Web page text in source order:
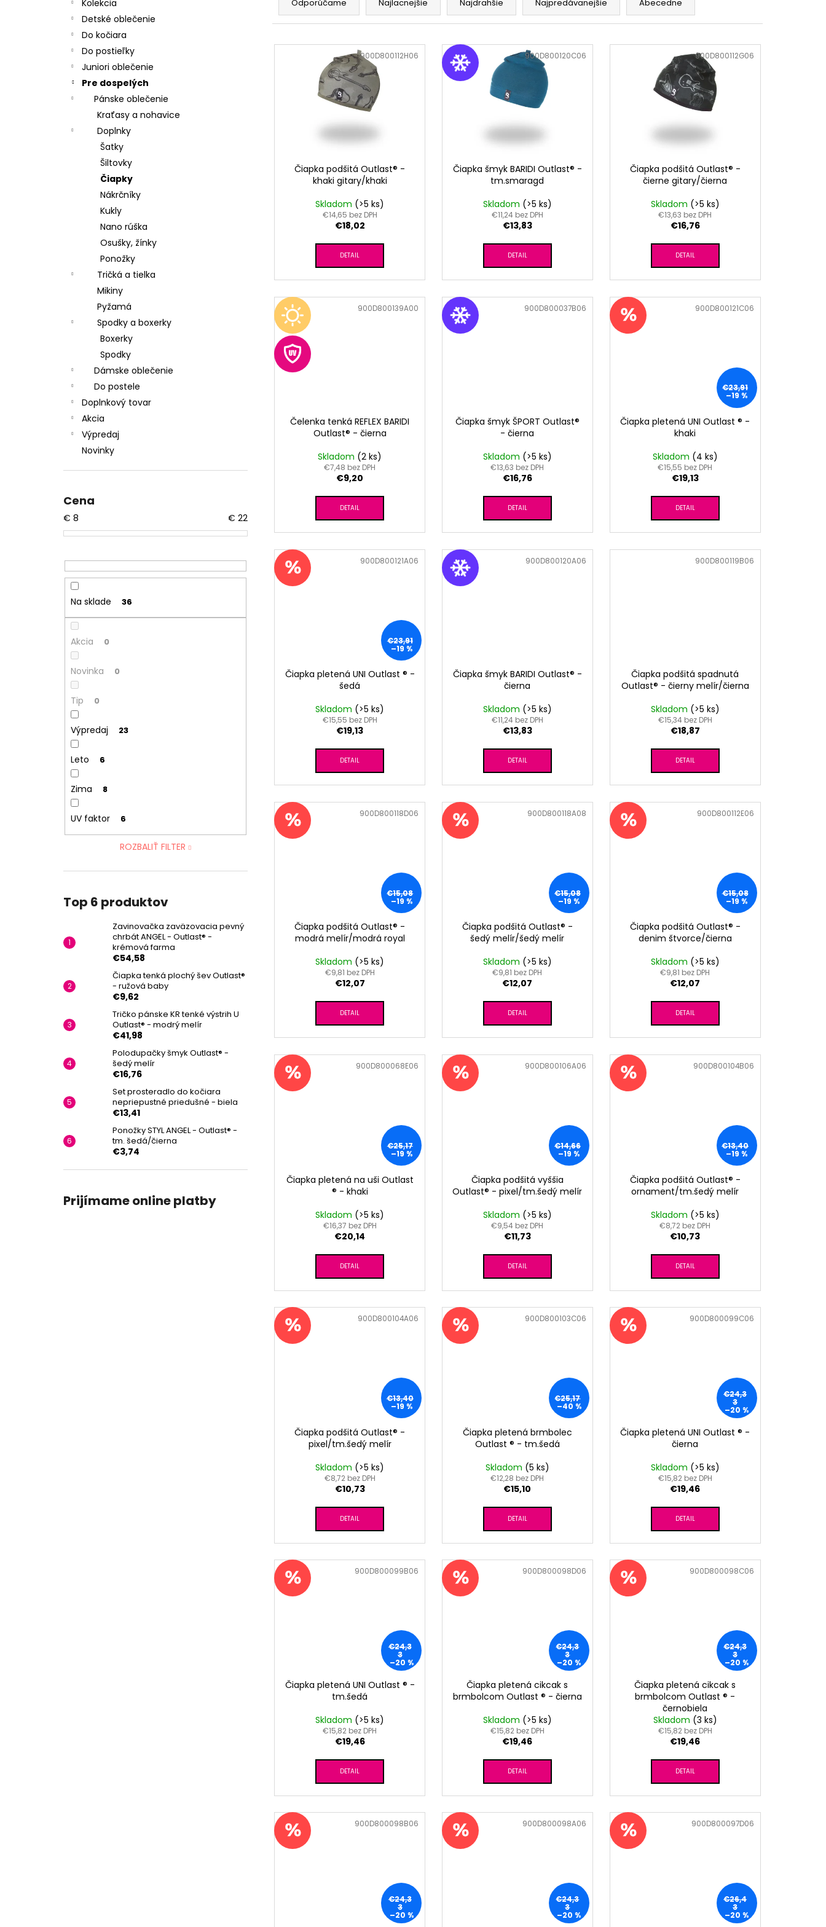
Kolekcia
Detské oblečenie
Do kočiara
Do postieľky
Juniori oblečenie
Pre dospelých
Pánske oblečenie
Kraťasy a nohavice
Doplnky
Šatky
Šiltovky
Čiapky
Nákrčníky
Kukly
Nano rúška
Osušky, žínky
Ponožky
Tričká a tielka
Mikiny
Pyžamá
Spodky a boxerky
Boxerky
Spodky
Dámske oblečenie
Do postele
Doplnkový tovar
Akcia
Výpredaj
Novinky
Cena
€ 8 € 22
Na sklade 36
Akcia 0
Novinka 0
Tip 0
Výpredaj 23
Leto 6
Zima 8
UV faktor 6
ROZBALIŤ FILTER
Top 6 produktov
Zavinovačka zaväzovacia pevný
chrbát ANGEL - Outlast® -
krémová farma
€54,58
Čiapka tenká plochý šev Outlast®
- ružová baby
€9,62
Tričko pánske KR tenké výstrih U
Outlast® - modrý melír
€41,98
Polodupačky šmyk Outlast® -
šedý melír
€16,76
Set prosteradlo do kočiara
nepriepustné priedušné - biela
€13,41
Ponožky STYL ANGEL - Outlast® -
tm. šedá/čierna
€3,74
Prijímame online platby
d
Odporúčame Najlacnejšie Najdrahšie Najpredávanejšie Abecedne
V
Čiapka podšitá Outlast® -
khaki gitary/khaki
Skladom (>5 ks)
€14,65 bez DPH
€18,02
DETAIL
Kód:900D800112H06
Čiapka šmyk BARIDI Outlast® -
tm.smaragd
Skladom (>5 ks)
€11,24 bez DPH
€13,83
DETAIL
Kód:900D800120C06
Čiapka podšitá Outlast® -
čierne gitary/čierna
Skladom (>5 ks)
€13,63 bez DPH
€16,76
DETAIL
Kód:900D800112G06
Čelenka tenká REFLEX BARIDI
Outlast® - čierna
Skladom (2 ks)
€7,48 bez DPH
€9,20
DETAIL
900D800139A00
Čiapka šmyk ŠPORT Outlast®
- čierna
Skladom (>5 ks)
€13,63 bez DPH
€16,76
DETAIL
900D800037B06
€23,91
–19 %
Čiapka pletená UNI Outlast ® -
khaki
Skladom (4 ks)
€15,55 bez DPH
€19,13
DETAIL
900D800121C06
€23,91
–19 %
Čiapka pletená UNI Outlast ® -
šedá
Skladom (>5 ks)
€15,55 bez DPH
€19,13
DETAIL
900D800121A06
Čiapka šmyk BARIDI Outlast® -
čierna
Skladom (>5 ks)
€11,24 bez DPH
€13,83
DETAIL
900D800120A06
Čiapka podšitá spadnutá
Outlast® - čierny melír/čierna
Skladom (>5 ks)
€15,34 bez DPH
€18,87
DETAIL
900D800119B06
€15,08
–19 %
Čiapka podšitá Outlast® -
modrá melír/modrá royal
Skladom (>5 ks)
€9,81 bez DPH
€12,07
DETAIL
900D800118D06
€15,08
–19 %
Čiapka podšitá Outlast® -
šedý melír/šedý melír
Skladom (>5 ks)
€9,81 bez DPH
€12,07
DETAIL
900D800118A08
€15,08
–19 %
Čiapka podšitá Outlast® -
denim štvorce/čierna
Skladom (>5 ks)
€9,81 bez DPH
€12,07
DETAIL
900D800112E06
€25,17
–19 %
Čiapka pletená na uši Outlast
® - khaki
Skladom (>5 ks)
€16,37 bez DPH
€20,14
DETAIL
900D800068E06
€14,66
–19 %
Čiapka podšitá vyššia
Outlast® - pixel/tm.šedý melír
Skladom (>5 ks)
€9,54 bez DPH
€11,73
DETAIL
900D800106A06
€13,40
–19 %
Čiapka podšitá Outlast® -
ornament/tm.šedý melír
Skladom (>5 ks)
€8,72 bez DPH
€10,73
DETAIL
900D800104B06
€13,40
–19 %
Čiapka podšitá Outlast® -
pixel/tm.šedý melír
Skladom (>5 ks)
€8,72 bez DPH
€10,73
DETAIL
900D800104A06
€25,17
–40 %
Čiapka pletená brmbolec
Outlast ® - tm.šedá
Skladom (5 ks)
€12,28 bez DPH
€15,10
DETAIL
900D800103C06
€24,3
3
–20 %
Čiapka pletená UNI Outlast ® -
čierna
Skladom (>5 ks)
€15,82 bez DPH
€19,46
DETAIL
900D800099C06
€24,3
3
–20 %
Čiapka pletená UNI Outlast ® -
tm.šedá
Skladom (>5 ks)
€15,82 bez DPH
€19,46
DETAIL
900D800099B06
€24,3
3
–20 %
Čiapka pletená cikcak s
brmbolcom Outlast ® - čierna
Skladom (>5 ks)
€15,82 bez DPH
€19,46
DETAIL
900D800098D06
€24,3
3
–20 %
Čiapka pletená cikcak s
brmbolcom Outlast ® -
černobiela
Skladom (3 ks)
€15,82 bez DPH
€19,46
DETAIL
900D800098C06
€24,3
3
–20 %
900D800098B06
€24,3
3
–20 %
900D800098A06
€26,4
3
–20 %
900D800097D06
€54,58
€9,62
€41,98